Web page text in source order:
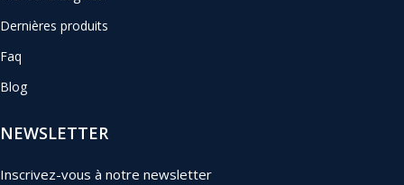
Dernières produits
Faq
Blog
NEWSLETTER
Inscrivez-vous à notre newsletter